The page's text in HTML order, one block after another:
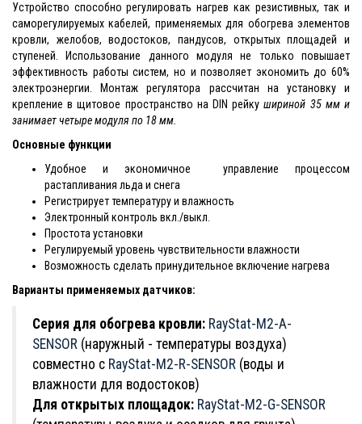
Устройство способно регулировать нагрев как резистивных, так и
саморегулируемых кабелей, применяемых для обогрева элементов
кровли, желобов, водостоков, пандусов, открытых площадей и
ступеней. Использование данного модуля не только повышает
эффективность работы систем, но и позволяет экономить до 60%
электроэнергии. Монтаж регулятора рассчитан на установку и
крепление в щитовое пространство на DIN рейкушириной 35 мми
занимает четыре модуля по 18 мм
Основные функции
Удобное и экономичное управление процессом
растапливания льда и снега
Регистрирует температуру и влажность
Электронный контроль вкл./выкл.
Простота установки
Регулируемый уровень чувствительности влажности
Возможность сделать принудительное включение нагрева
Варианты применяемых датчиков:
Серия для обогрева кровли: RayStat-M2-A-
SENSOR (наружный - температуры воздуха)
совместно с RayStat-M2-R-SENSOR (воды и
влажности для водостоков)
Для открытых площадок: RayStat-M2-G-SENSOR